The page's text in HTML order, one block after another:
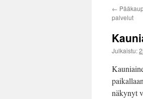
←
palvelut
Julkaistu:
näkynyt